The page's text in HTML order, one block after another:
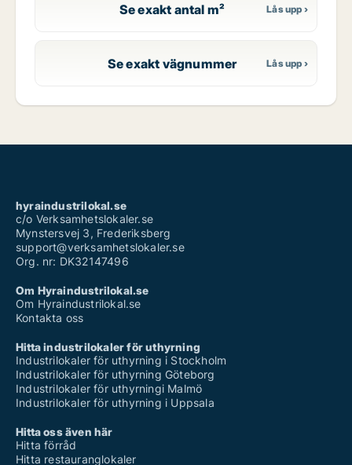
Se exakt antal m²
Se exakt vägnummer
hyraindustrilokal.se
c/o Verksamhetslokaler.se
Mynstersvej 3, Frederiksberg
support@verksamhetslokaler.se
Org. nr: DK32147496
Om Hyraindustrilokal.se
Om Hyraindustrilokal.se
Kontakta oss
Hitta industrilokaler för uthyrning
Industrilokaler för uthyrning i Stockholm
Industrilokaler för uthyrning Göteborg
Industrilokaler för uthyrningi Malmö
Industrilokaler för uthyrning i Uppsala
Hitta oss även här
Hitta förråd
Hitta restauranglokaler